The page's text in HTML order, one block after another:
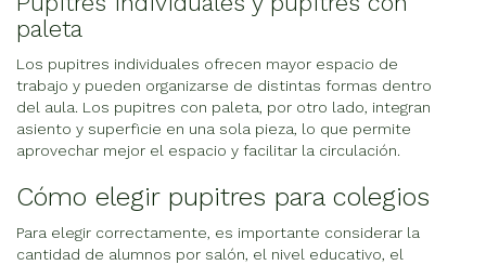
paleta
Los pupitres individuales ofrecen mayor espacio de
trabajo y pueden organizarse de distintas formas dentro
del aula. Los pupitres con paleta, por otro lado, integran
asiento y superficie en una sola pieza, lo que permite
aprovechar mejor el espacio y facilitar la circulación.
Cómo elegir pupitres para colegios
Para elegir correctamente, es importante considerar la
cantidad de alumnos por salón, el nivel educativo, el